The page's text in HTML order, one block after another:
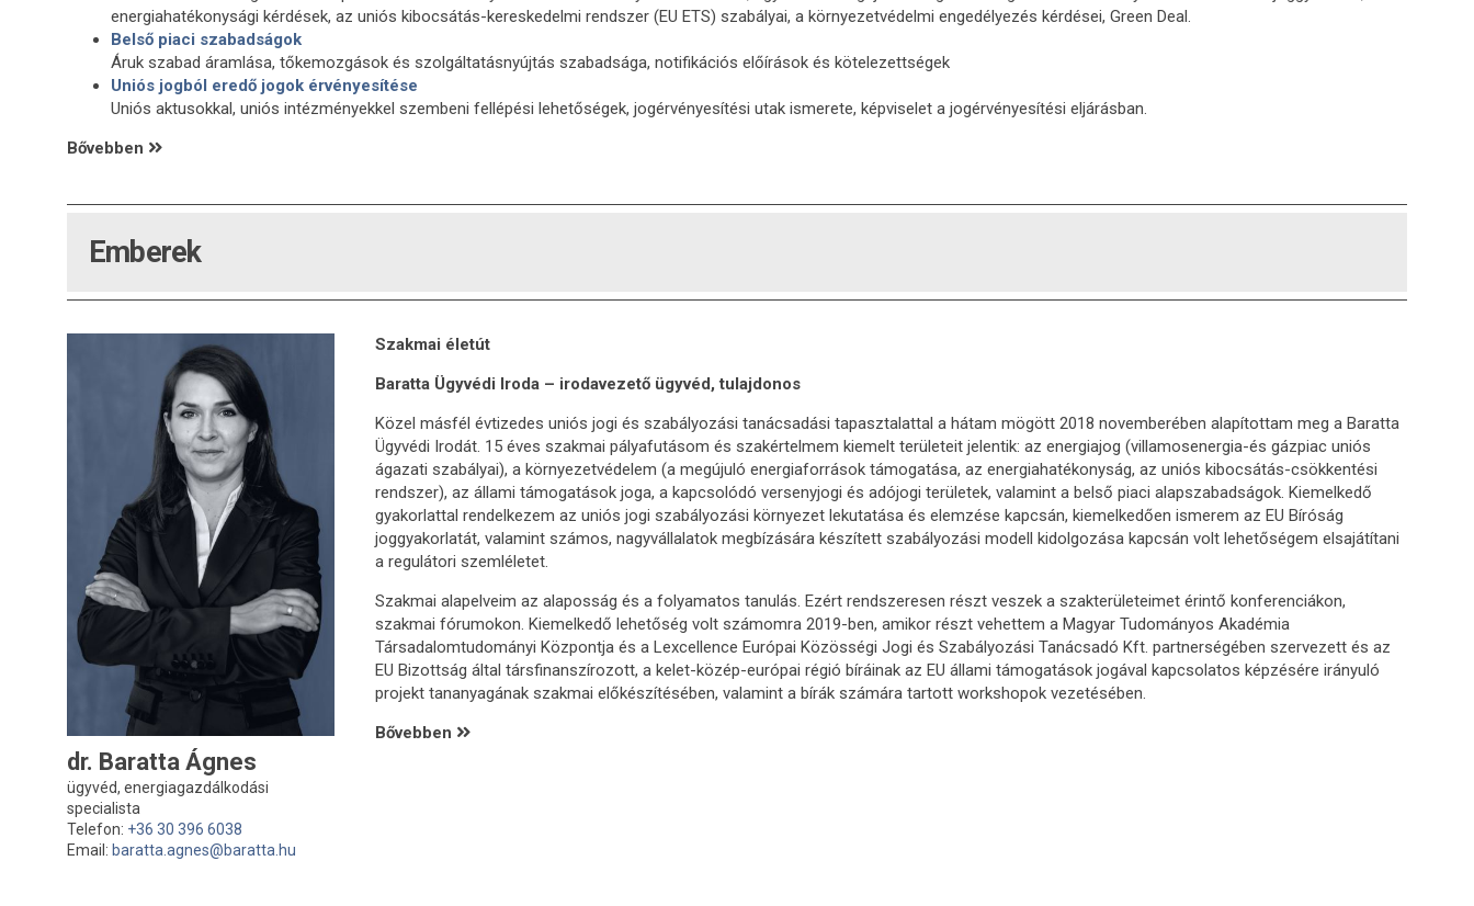
energiahatékonysági kérdések, az uniós kibocsátás-kereskedelmi rendszer (EU ETS) szabályai, a környezetvédelmi engedélyezés kérdései, Green Deal.
Belső piaci szabadságok
Áruk szabad áramlása, tőkemozgások és szolgáltatásnyújtás szabadsága, notifikációs előírások és kötelezettségek
Uniós jogból eredő jogok érvényesítése
Uniós aktusokkal, uniós intézményekkel szembeni fellépési lehetőségek, jogérvényesítési utak ismerete, képviselet a jogérvényesítési eljárásban.
Bővebben
Emberek
dr. Baratta Ágnes
ügyvéd, energiagazdálkodási
specialista
Telefon: +36 30 396 6038
Email: baratta.agnes@baratta.hu
Szakmai életút
Baratta Ügyvédi Iroda – irodavezető ügyvéd, tulajdonos
Közel másfél évtizedes uniós jogi és szabályozási tanácsadási tapasztalattal a hátam mögött 2018 novemberében alapítottam meg a Baratta
Ügyvédi Irodát. 15 éves szakmai pályafutásom és szakértelmem kiemelt területeit jelentik: az energiajog (villamosenergia-és gázpiac uniós
ágazati szabályai), a környezetvédelem (a megújuló energiaforrások támogatása, az energiahatékonyság, az uniós kibocsátás-csökkentési
rendszer), az állami támogatások joga, a kapcsolódó versenyjogi és adójogi területek, valamint a belső piaci alapszabadságok. Kiemelkedő
gyakorlattal rendelkezem az uniós jogi szabályozási környezet lekutatása és elemzése kapcsán, kiemelkedően ismerem az EU Bíróság
joggyakorlatát, valamint számos, nagyvállalatok megbízására készített szabályozási modell kidolgozása kapcsán volt lehetőségem elsajátítani
a regulátori szemléletet.
Szakmai alapelveim az alaposság és a folyamatos tanulás. Ezért rendszeresen részt veszek a szakterületeimet érintő konferenciákon,
szakmai fórumokon. Kiemelkedő lehetőség volt számomra 2019-ben, amikor részt vehettem a Magyar Tudományos Akadémia
Társadalomtudományi Központja és a Lexcellence Európai Közösségi Jogi és Szabályozási Tanácsadó Kft. partnerségében szervezett és az
EU Bizottság által társfinanszírozott, a kelet-közép-európai régió bíráinak az EU állami támogatások jogával kapcsolatos képzésére irányuló
projekt tananyagának szakmai előkészítésében, valamint a bírák számára tartott workshopok vezetésében.
Bővebben